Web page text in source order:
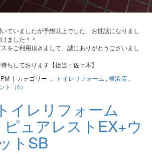
ていましたが予想以上でした。お世話になりまし
ました＾＾
をご利用頂きまして、誠にありがとうございまし
ちしております【担当：佐々木】
| カテゴリー ：
トイレリフォーム , 横浜店 ,
ト（0）
イレリフォーム
ピュアレストEX+ウ
トSB